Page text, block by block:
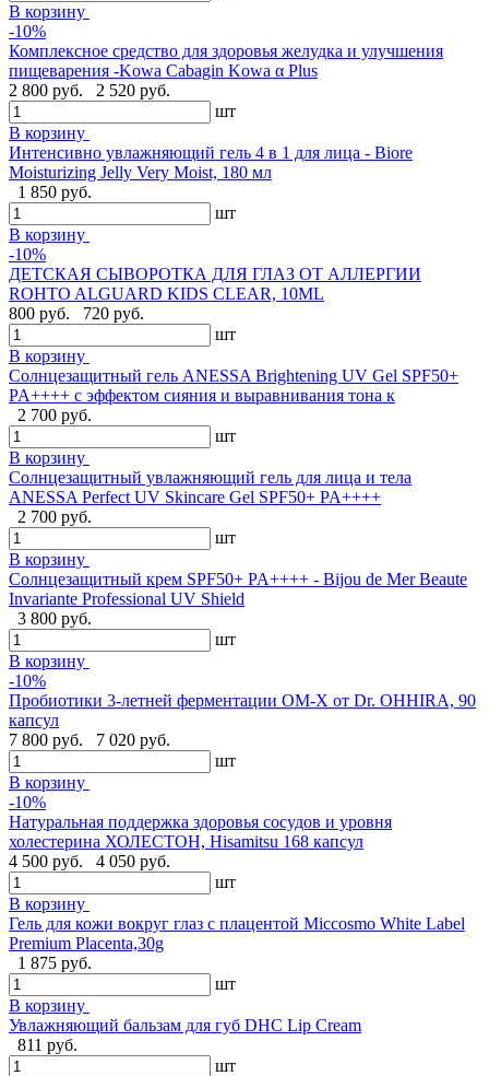
В корзину
-10%
Комплексное средство для здоровья желудка и улучшения
пищеварения -Kowa Cabagin Kowa α Plus
2 800 руб.
2 520 руб.
шт
В корзину
Интенсивно увлажняющий гель 4 в 1 для лица - Biore
Moisturizing Jelly Very Moist, 180 мл
1 850 руб.
шт
В корзину
-10%
ДЕТСКАЯ СЫВОРОТКА ДЛЯ ГЛАЗ ОТ АЛЛЕРГИИ
ROHTO ALGUARD KIDS CLEAR, 10ML
800 руб.
720 руб.
шт
В корзину
Солнцезащитный гель ANESSA Brightening UV Gel SPF50+
PA++++ с эффектом сияния и выравнивания тона к
2 700 руб.
шт
В корзину
Солнцезащитный увлажняющий гель для лица и тела
ANESSA Perfect UV Skincare Gel SPF50+ PA++++
2 700 руб.
шт
В корзину
Cолнцезащитный крем SPF50+ PA++++ - Bijou de Mer Beaute
Invariante Professional UV Shield
3 800 руб.
шт
В корзину
-10%
Пробиотики 3-летней ферментации OM-X от Dr. OHHIRA, 90
капсул
7 800 руб.
7 020 руб.
шт
В корзину
-10%
Натуральная поддержка здоровья сосудов и уровня
холестерина ХОЛЕСТОН, Hisamitsu 168 капсул
4 500 руб.
4 050 руб.
шт
В корзину
Гель для кожи вокруг глаз с плацентой Miccosmo White Label
Premium Placenta,30g
1 875 руб.
шт
В корзину
Увлажняющий бальзам для губ DHC Lip Cream
811 руб.
шт